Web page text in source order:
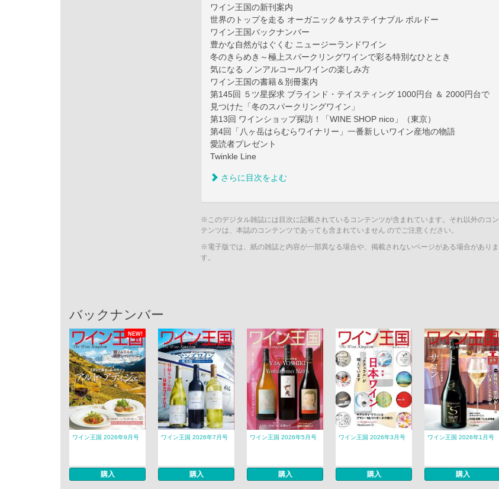
ワイン王国の新刊案内
世界のトップを走る オーガニック＆サステイナブル ボルドー
ワイン王国バックナンバー
豊かな自然がはぐくむ ニュージーランドワイン
冬のきらめき～極上スパークリングワインで彩る特別なひととき
気になる ノンアルコールワインの楽しみ方
ワイン王国の書籍＆別冊案内
第145回 ５ツ星探求 ブラインド・テイスティング 1000円台 ＆ 2000円台で
見つけた「冬のスパークリングワイン」
第13回 ワインショップ探訪！「WINE SHOP nico」（東京）
第4回「八ヶ岳はらむらワイナリー」一番新しいワイン産地の物語
愛読者プレゼント
Twinkle Line
さらに目次をよむ
※このデジタル雑誌には目次に記載されているコンテンツが含まれています。それ以外のコン
テンツは、本誌のコンテンツであっても含まれていません のでご注意ください。
※電子版では、紙の雑誌と内容が一部異なる場合や、掲載されないページがある場合がありま
す。
バックナンバー
NEW!
ワイン王国 2026年9月号
購入
ワイン王国 2026年7月号
購入
ワイン王国 2026年5月号
購入
ワイン王国 2026年3月号
購入
ワイン王国 2026年1月号
購入